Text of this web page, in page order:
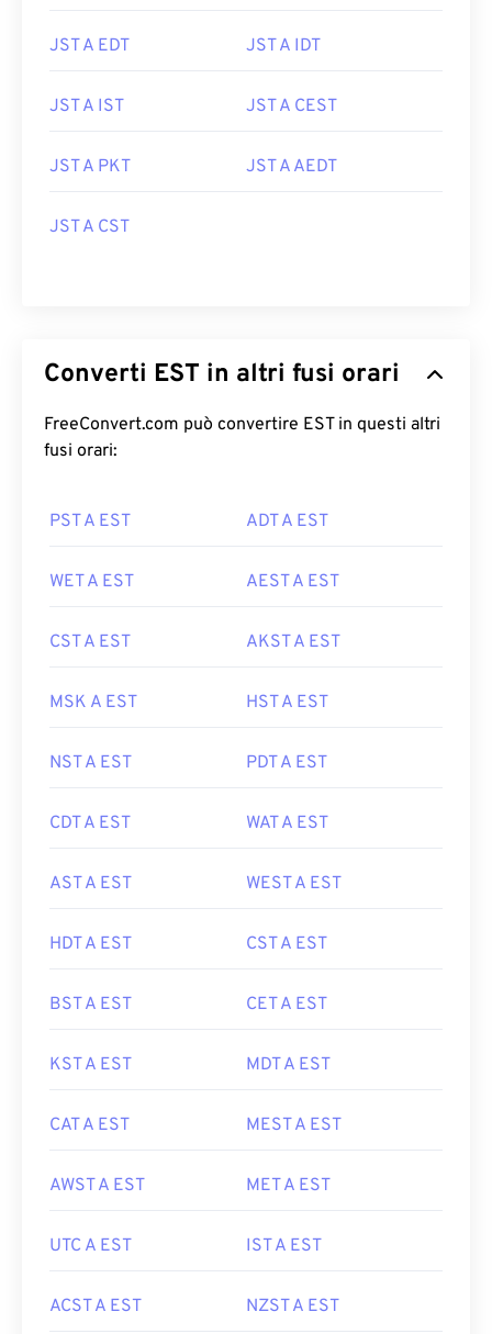
JST A EDT JST A IDT
JST A IST JST A CEST
JST A PKT JST A AEDT
JST A CST
Converti EST in altri fusi orari
FreeConvert.com può convertire EST in questi altri
fusi orari:
PST A EST ADT A EST
WET A EST AEST A EST
CST A EST AKST A EST
MSK A EST HST A EST
NST A EST PDT A EST
CDT A EST WAT A EST
AST A EST WEST A EST
HDT A EST CST A EST
BST A EST CET A EST
KST A EST MDT A EST
CAT A EST MEST A EST
AWST A EST MET A EST
UTC A EST IST A EST
ACST A EST NZST A EST